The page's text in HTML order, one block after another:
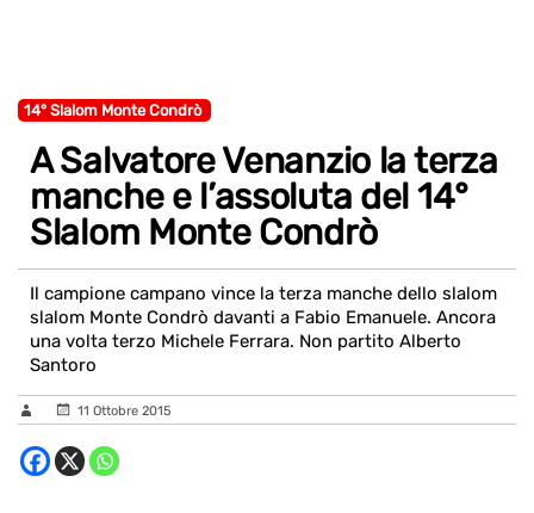
14° Slalom Monte Condrò
A Salvatore Venanzio la terza
manche e l’assoluta del 14°
Slalom Monte Condrò
Il campione campano vince la terza manche dello slalom
slalom Monte Condrò davanti a Fabio Emanuele. Ancora
una volta terzo Michele Ferrara. Non partito Alberto
Santoro
11 Ottobre 2015